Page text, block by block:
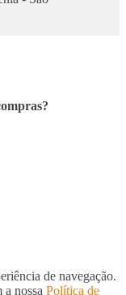
de navegação.
nossa Política de